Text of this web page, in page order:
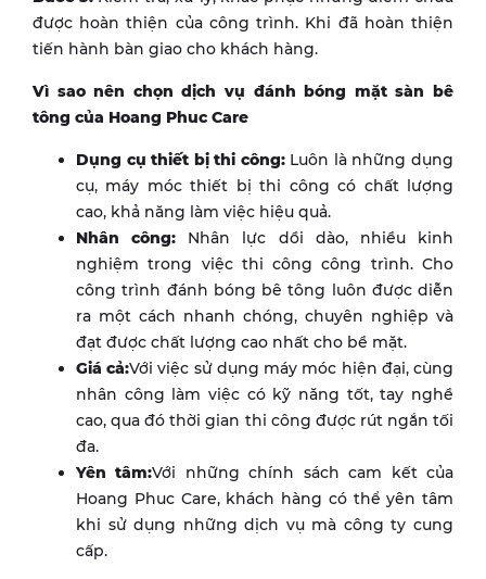
được hoàn thiện của công trình. Khi đã hoàn thiện
tiến hành bàn giao cho khách hàng.
Vì sao nên chọn dịch vụ đánh bóng mặt sàn bê
tông của Hoang Phuc Care
Dụng cụ thiết bị thi công:Luôn là những dụng
cụ, máy móc thiết bị thi công có chất lượng
cao, khả năng làm việc hiệu quả.
Nhân công: Nhân lực dồi dào, nhiều kinh
nghiệm trong việc thi công công trình. Cho
công trình đánh bóng bê tông luôn được diễn
ra một cách nhanh chóng, chuyên nghiệp và
đạt được chất lượng cao nhất cho bề mặt.
Giá cả:Với việc sử dụng máy móc hiện đại, cùng
nhân công làm việc có kỹ năng tốt, tay nghề
cao, qua đó thời gian thi công được rút ngắn tối
đa.
Yên tâm:Với những chính sách cam kết của
Hoang Phuc Care, khách hàng có thể yên tâm
khi sử dụng những dịch vụ mà công ty cung
cấp.